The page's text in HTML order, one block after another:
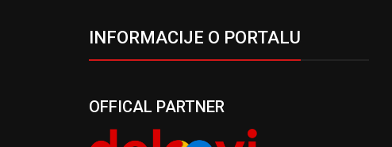
INFORMACIJE O PORTALU
OFFICAL PARTNER